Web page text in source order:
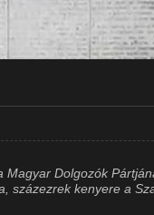
Magyar Dolgozók
százezrek kenyere a